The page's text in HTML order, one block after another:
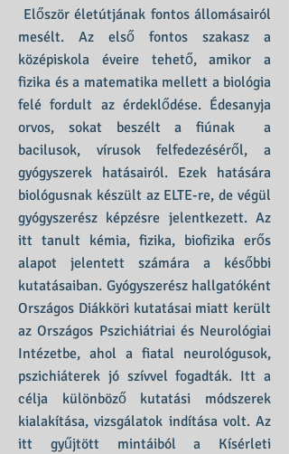
Először életútjának fontos állomásairól
mesélt. Az első fontos szakasz a
középiskola éveire tehető, amikor a
fizika és a matematika mellett a biológia
felé fordult az érdeklődése. Édesanyja
orvos, sokat beszélt a fiúnak a
bacilusok, vírusok felfedezéséről, a
gyógyszerek hatásairól. Ezek hatására
biológusnak készült az ELTE-re, de végül
gyógyszerész képzésre jelentkezett. Az
itt tanult kémia, fizika, biofizika erős
alapot jelentett számára a későbbi
kutatásaiban. Gyógyszerész hallgatóként
Országos Diákköri kutatásai miatt került
az Országos Pszichiátriai és Neurológiai
Intézetbe, ahol a fiatal neurológusok,
pszichiáterek jó szívvel fogadták. Itt a
célja különböző kutatási módszerek
kialakítása, vizsgálatok indítása volt. Az
itt gyűjtött mintáiból a Kísérleti